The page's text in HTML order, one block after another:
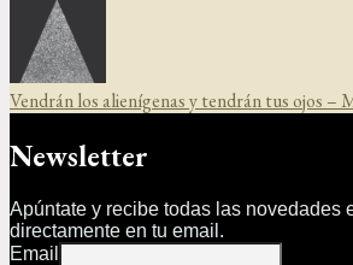
Vendrán los alienígenas y tendrán tus ojos –
Newsletter
Apúntate y recibe todas las novedades
directamente en tu email.
Email